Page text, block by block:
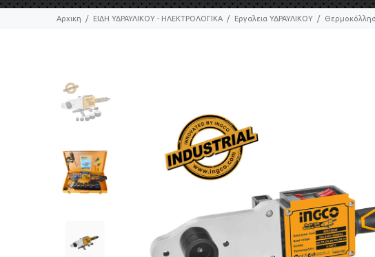
Αρχικη ΕΙΔΗ ΥΔΡΑΥΛΙΚΟΥ - ΗΛΕΚΤΡΟΛΟΓΙΚΑ Εργαλεια ΥΔΡΑΥΛΙΚΟΥ